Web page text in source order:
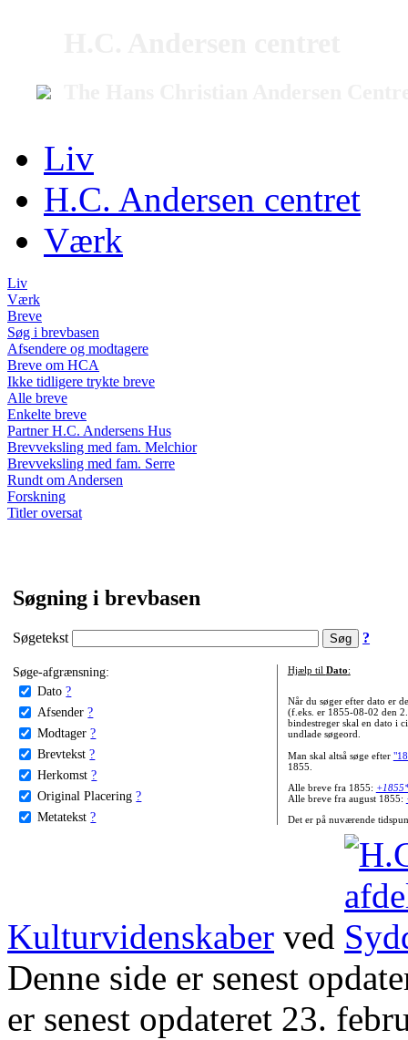
Liv
H.C. Andersen centret
Værk
Liv
Værk
Breve
Søg i brevbasen
Afsendere og modtagere
Breve om HCA
Ikke tidligere trykte breve
Alle breve
Enkelte breve
Partner H.C. Andersens Hus
Brevveksling med fam. Melchior
Brevveksling med fam. Serre
Rundt om Andersen
Forskning
Titler oversat
Søgning i brevbasen
Søgetekst ?
Søge-afgrænsning:
Dato ?
Afsender ?
Modtager ?
Brevtekst ?
Herkomst ?
Original Placering ?
Metatekst ?
Hjælp til Dato:
Når du søger efter dato er
(f.eks. er 1855-08-02 den
bindestreger skal en dato i
undlade søgeord.
Man skal altså søge efter
1855.
Alle breve fra 1855:
Alle breve fra august 1855:
Det er på nuværende
Kulturvidenskaber ved
Denne side er senest
er senest opdateret 23.